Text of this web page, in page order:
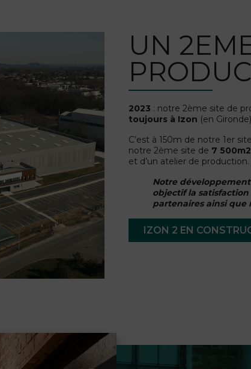
UN
2023 : notre 2ème site de
toujours à Izon (en
C’est à 150m de notre 1er
notre 2ème site de 7 500m2
et d’un atelier de production.
Notre
objectif la
partenaires ainsi que
IZON 2 EN